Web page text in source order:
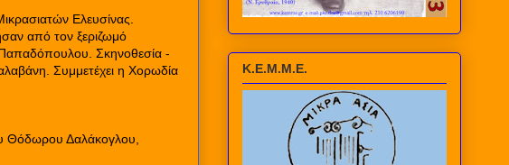
Ελευσίνας.
από τον ξεριζωμό
Σκηνοθεσία -
Συμμετέχει η Χορωδία
Θόδωρου Δαλάκογλου,
Κ.Ε.Μ.Μ.Ε.